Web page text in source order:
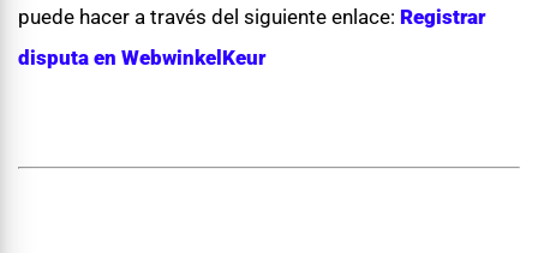
puede hacer a través del siguiente enlace: Registrar
disputa en WebwinkelKeur